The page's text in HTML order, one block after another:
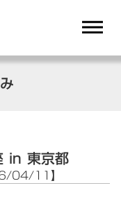
in 東京都
04/11】
dehaze